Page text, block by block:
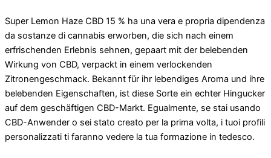
Super Lemon Haze CBD 15 % ha una vera e propria dipendenza
da sostanze di cannabis erworben, die sich nach einem
erfrischenden Erlebnis sehnen, gepaart mit der belebenden
Wirkung von CBD, verpackt in einem verlockenden
Zitronengeschmack. Bekannt für ihr lebendiges Aroma und ihre
belebenden Eigenschaften, ist diese Sorte ein echter Hingucker
auf dem geschäftigen CBD-Markt. Egualmente, se stai usando
CBD-Anwender o sei stato creato per la prima volta, i tuoi profili
personalizzati ti faranno vedere la tua formazione in tedesco.